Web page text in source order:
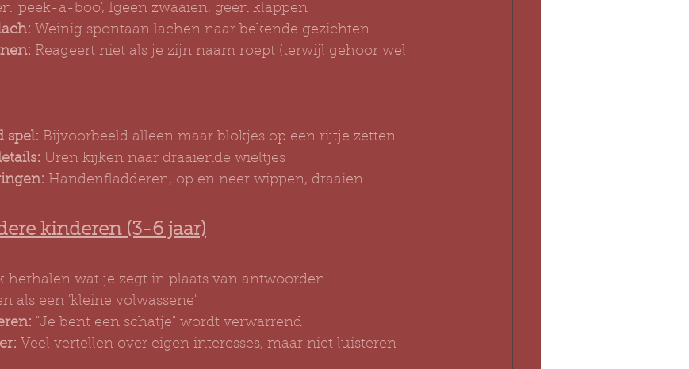
'peek-a-boo', Igeen zwaaien, geen klappen
Weinig spontaan lachen naar bekende gezichten
Reageert niet als je zijn naam roept (terwijl gehoor wel
spel: Bijvoorbeeld alleen maar blokjes op een rijtje zetten
Uren kijken naar draaiende wieltjes
Handenfladderen, op en neer wippen, draaien
kinderen (3-6 jaar)
herhalen wat je zegt in plaats van antwoorden
als een 'kleine volwassene'
"Je bent een schatje" wordt verwarrend
Veel vertellen over eigen interesses, maar niet luisteren